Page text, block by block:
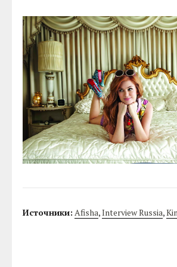
Источники: Afisha,Interview Russia,